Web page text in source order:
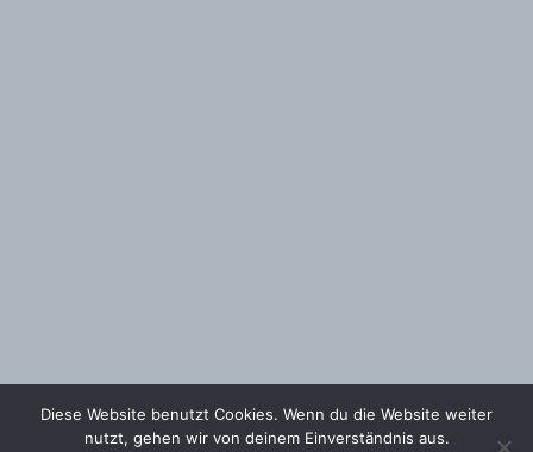
Diese Website benutzt Cookies. Wenn du die Website weiter
nutzt, gehen wir von deinem Einverständnis aus.